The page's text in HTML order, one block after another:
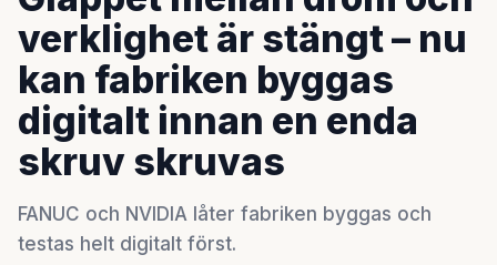
verklighet är stängt – nu
kan fabriken byggas
digitalt innan en enda
skruv skruvas
FANUC och NVIDIA låter fabriken byggas och
testas helt digitalt först.